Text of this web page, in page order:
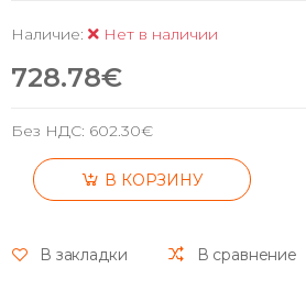
Наличие: Нет в наличии
728.78€
Без НДС: 602.30€
В КОРЗИНУ
В закладки В сравнение